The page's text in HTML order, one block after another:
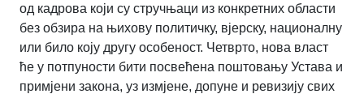
од кадрова који су стручњаци из конкретних области
без обзира на њихову политичку, вјерску, националну
или било коју другу особеност. Четврто, нова власт
ће у потпуности бити посвећена поштовању Устава и
примјени закона, уз измјене, допуне и ревизију свих